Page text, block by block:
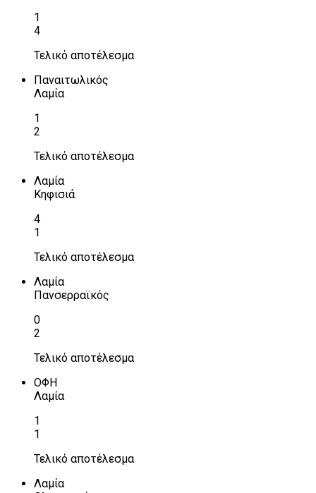
1
4
Τελικό αποτέλεσμα
Παναιτωλικός
Λαμία
1
2
Τελικό αποτέλεσμα
Λαμία
Κηφισιά
4
1
Τελικό αποτέλεσμα
Λαμία
Πανσερραϊκός
0
2
Τελικό αποτέλεσμα
ΟΦΗ
Λαμία
1
1
Τελικό αποτέλεσμα
Λαμία